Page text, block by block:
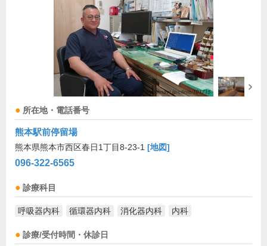
所在地・電話番号
熊本駅前停留場
熊本県熊本市西区春日1丁目8-23-1 [地図]
096-322-6565
診療科目
呼吸器内科 循環器内科 消化器内科 内科
診療/受付時間・休診日